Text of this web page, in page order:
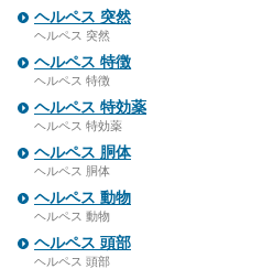
ヘルペス 突然
ヘルペス 突然
ヘルペス 特徴
ヘルペス 特徴
ヘルペス 特効薬
ヘルペス 特効薬
ヘルペス 胴体
ヘルペス 胴体
ヘルペス 動物
ヘルペス 動物
ヘルペス 頭部
ヘルペス 頭部